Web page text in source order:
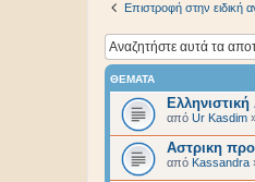
Επιστροφή στην ειδική
ΘΈΜΑΤΑ
από Ur Kasdim
Αστρικη
από Kassandra